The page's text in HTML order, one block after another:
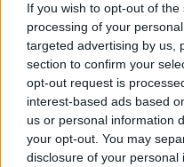
If you wish to opt-out of
processing of your
targeted advertising by us,
section to confirm your
opt-out request is
interest-based ads based
us or personal information
your opt-out. You may
disclosure of your
Eucharystycznego. Karol
milczeniu, przekonany,
ewangelizuje. Wierzy, że
ewangelizatorem.
Jezusa, przed
dziennie, pewny, że w
czując, że to Jezus zbliża